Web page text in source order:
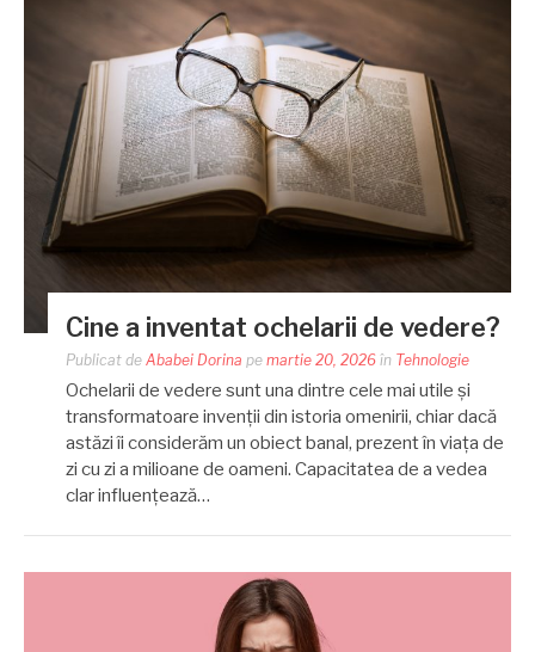
Cine a inventat ochelarii de vedere?
Publicat de Ababei Dorina pe martie 20, 2026 în Tehnologie
Ochelarii de vedere sunt una dintre cele mai utile și
transformatoare invenții din istoria omenirii, chiar dacă
astăzi îi considerăm un obiect banal, prezent în viața de
zi cu zi a milioane de oameni. Capacitatea de a vedea
clar influențează…